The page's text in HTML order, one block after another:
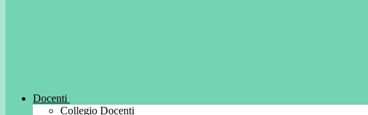
Docenti
Collegio Docenti